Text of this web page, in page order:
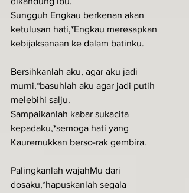
Sungguh Engkau berkenan akan
ketulusan hati,*Engkau meresapkan
kebijaksanaan ke dalam batinku.
Bersihkanlah aku, agar aku jadi
murni,*basuhlah aku agar jadi putih
melebihi salju.
Sampaikanlah kabar sukacita
kepadaku,*semoga hati yang
Kauremukkan berso-rak gembira.
Palingkanlah wajahMu dari
dosaku,*hapuskanlah segala